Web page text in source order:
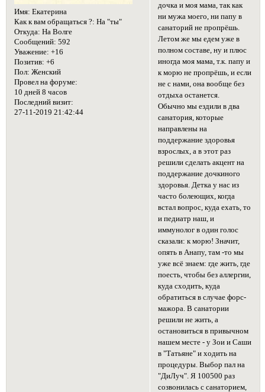
Имя: Екатерина
Как к вам обращаться ?: На "ты"
Откуда: На Волге
Сообщений: 592
Уважение: +16
Позитив: +6
Пол: Женский
Провел на форуме:
10 дней 8 часов
Последний визит:
27-11-2019 21:42:44
дочка и моя мама, так как
ни мужа моего, ни папу в
санаторий не пропрёшь.
Летом же мы едем уже в
полном составе, ну и плюс
иногда моя мама, т.к. папу и
к морю не пропрёшь, и если
не с нами, она вообще без
отдыха останется.
Обычно мы ездили в два
санатория, которые
направлены на
поддержание здоровья
взрослых, а в этот раз
решили сделать акцент на
поддержание дочкиного
здоровья. Детка у нас из
часто болеющих, когда
встал вопрос, куда ехать, то
и педиатр наш, и
иммунолог в один голос
сказали: к морю! Значит,
опять в Анапу, там -то мы
уже всё знаем: где жить, где
поесть, чтобы без аллергии,
куда сходить, куда
обратиться в случае форс-
мажора. В санатории
решили не жить, а
остановиться в привычном
нашем месте - у Зои и Саши
в "Татьяне" и ходить на
процедуры. Выбор пал на
"ДиЛуч". Я 100500 раз
созвонилась с санаторием,